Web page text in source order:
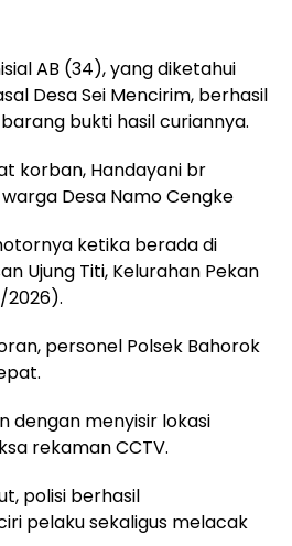
AB (34), yang diketahui
Desa Sei Mencirim, berhasil
bukti hasil curiannya.
korban, Handayani br
Desa Namo Cengke
ketika berada di
Ujung Titi, Kelurahan Pekan
2026).
personel Polsek Bahorok
dengan menyisir lokasi
rekaman CCTV.
polisi berhasil
pelaku sekaligus melacak